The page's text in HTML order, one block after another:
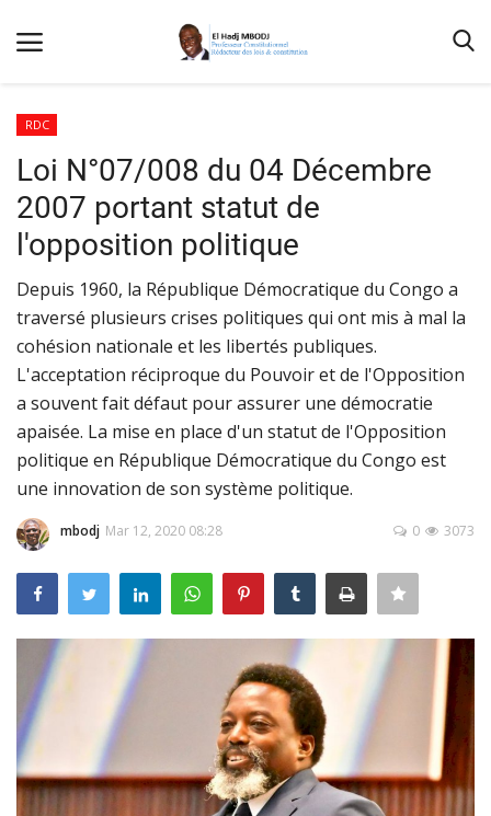
Accueil
Contactez-nous
Qui sommes nous
Galerie
Nos Publications
Media
Terms & Conditions
Connexion
Register
RDC
Loi N°07/008 du 04 Décembre
2007 portant statut de
l'opposition politique
Depuis 1960, la République Démocratique du Congo a
traversé plusieurs crises politiques qui ont mis à mal la
cohésion nationale et les libertés publiques.
L'acceptation réciproque du Pouvoir et de l'Opposition
a souvent fait défaut pour assurer une démocratie
apaisée. La mise en place d'un statut de l'Opposition
politique en République Démocratique du Congo est
une innovation de son système politique.
mbodj Mar 12, 2020 08:28 3073
0